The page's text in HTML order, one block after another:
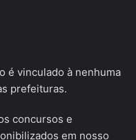
é vinculado à nenhuma
prefeituras.
concursos e
em nosso